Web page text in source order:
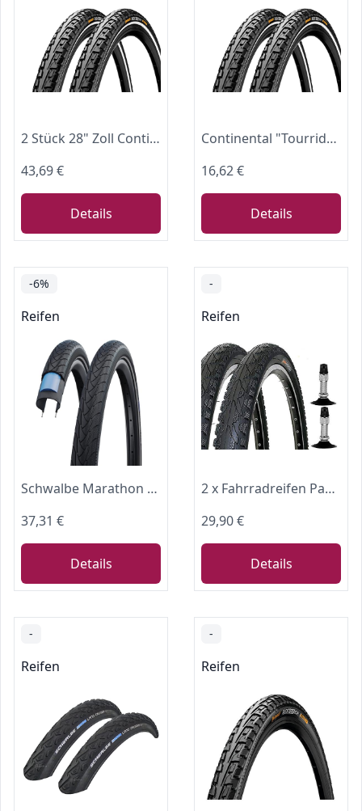
2 Stück 28" Zoll Continental Ride Tour Fahrrad Reifen Mantel Decke Tire 42-622 Reflex schwarz
43,69 €
Details
Continental "Tourride" Reifen pannensicher Reflexstreifen, 28", 42-622, schwarz
16,62 €
Details
-6%
Reifen
Schwalbe Marathon Plus Fahrradreifen – 28x1.75-47-622 – der unplattbar-Reifen für Fahrräder - SmartGuard
37,31 €
Details
-
Reifen
2 x Fahrradreifen Pannensicher 28 Zoll 28" 28x1.60 42-622 700x40C K935 K-Shield schwarz inklusive 2 x Schlauch mit Blitzventil + Reifenheber 3er Set schwarz
29,90 €
Details
-
Reifen
-
Reifen